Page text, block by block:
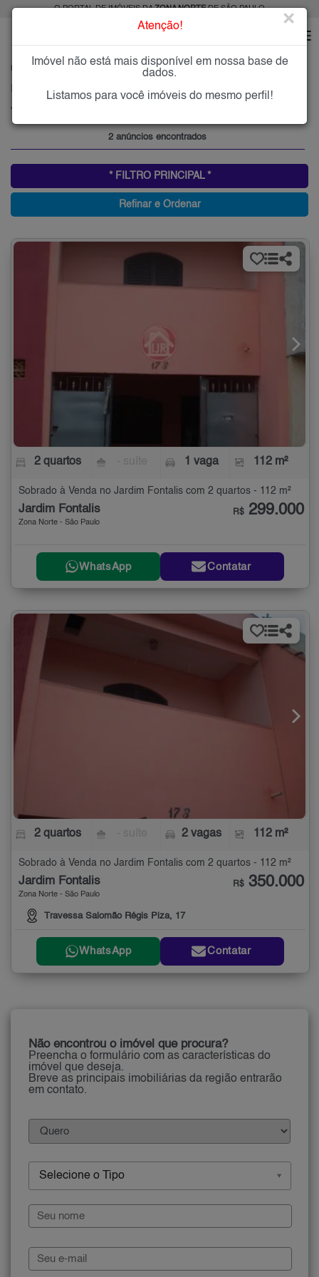
O PORTAL DE IMÓVEIS DAZONA NORTEDE SÃO PAULO
JARDIM FONTALIS
Imóveis à Venda no Jardim Fontalis, Zona Norte de São Paulo
Jardim Fontalis, Zona Norte
2 anúncios encontrados
* FILTRO PRINCIPAL *
Refinar e Ordenar
2 quartos 1 vaga 112 m²
Sobrado à Venda no Jardim Fontalis com 2 quartos - 112 m²
Jardim Fontalis
Zona Norte - São Paulo
R$ 299.000
WhatsApp Contatar
2 quartos 2 vagas 112 m²
Sobrado à Venda no Jardim Fontalis com 2 quartos - 112 m²
Jardim Fontalis
Zona Norte - São Paulo
Travessa Salomão Régis Piza, 17
R$ 350.000
WhatsApp Contatar
Não encontrou o imóvel que procura?
Preencha o formulário com as características do
imóvel que deseja.
Breve as principais imobiliárias da região entrarão
em contato.
Selecione o Tipo
Atenção! ×
Imóvel não está mais disponível em nossa base de
dados.
Listamos para você imóveis do mesmo perfil!